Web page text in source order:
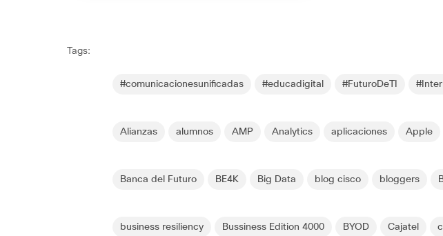
Tags:
#comunicacionesunificadas #educadigital #FuturoDeTI
Alianzas alumnos AMP Analytics aplicaciones Apple
Banca del Futuro BE4K Big Data blog cisco bloggers
business resiliency Bussiness Edition 4000 BYOD Cajatel